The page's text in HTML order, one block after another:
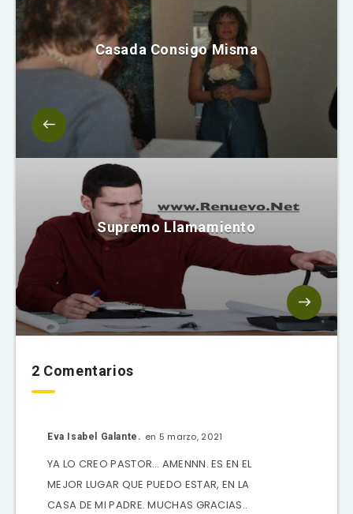
Casada Consigo Misma
Supremo Llamamiento
2 Comentarios
Eva Isabel Galante. en 5 marzo, 2021
YA LO CREO PASTOR… AMENNN. ES EN EL
MEJOR LUGAR QUE PUEDO ESTAR, EN LA
CASA DE MI PADRE. MUCHAS GRACIAS..